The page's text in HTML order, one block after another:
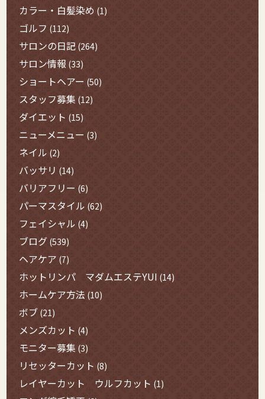
カラー・白髪染め (1)
ゴルフ (112)
サロンの日記 (264)
サロン情報 (33)
ショートヘアー (50)
スタッフ募集 (12)
ダイエット (15)
ニューメニュー (3)
ネイル (2)
バッサリ (14)
バリアフリー (6)
パーマスタイル (62)
フェイシャル (4)
ブログ (539)
ヘアケア (7)
ホットリンパ マダムエステYUI (14)
ホームケア方法 (10)
ボブ (21)
メンズカット (4)
モニター募集 (3)
リセッターカット (8)
レイヤーカット ウルフカット (1)